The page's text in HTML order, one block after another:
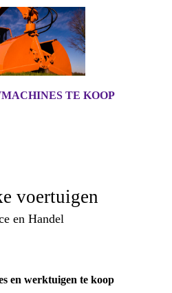
TE KOOP
voertuigen
en Handel
en werktuigen te koop